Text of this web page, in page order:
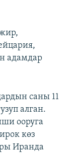
адамдар
саны 11
алган.
ооруга
көз
Иранда